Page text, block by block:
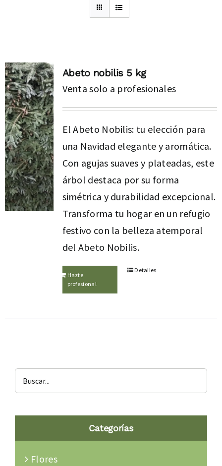
Abeto nobilis 5 kg
Venta solo a profesionales
El Abeto Nobilis: tu elección para
una Navidad elegante y aromática.
Con agujas suaves y plateadas, este
árbol destaca por su forma
simétrica y durabilidad excepcional.
Transforma tu hogar en un refugio
festivo con la belleza atemporal
del Abeto Nobilis.
Hazte
profesional
Detalles
Categorías
Flores